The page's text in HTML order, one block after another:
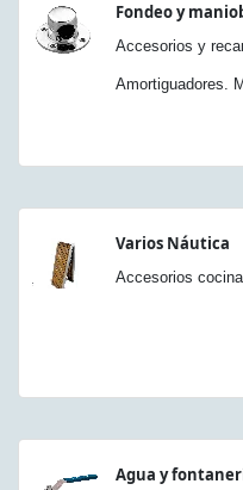
Fondeo y
Accesorios y
Amortiguadores.
Varios Náutica
Accesorios
Agua y